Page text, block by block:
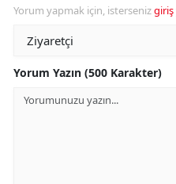
Yorum yapmak için, isterseniz
Yorum Yazın (500 Karakter)